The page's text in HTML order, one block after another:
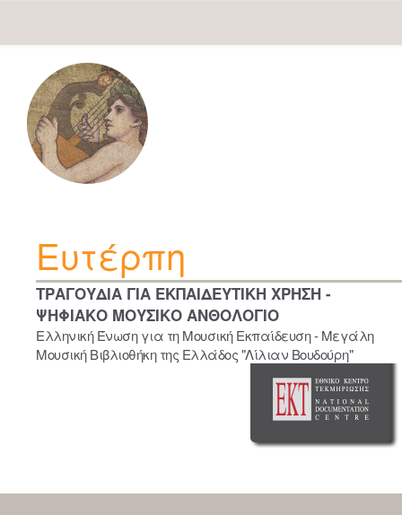
navigation
Ευτέρπη
ΤΡΑΓΟΥΔΙΑ ΓΙΑ ΕΚΠΑΙΔΕΥΤΙΚΗ ΧΡΗΣΗ -
ΨΗΦΙΑΚΟ ΜΟΥΣΙΚΟ ΑΝΘΟΛΟΓΙΟ
Ελληνική Ένωση για τη Μουσική Εκπαίδευση - Μεγάλη
Μουσική Βιβλιοθήκη της Ελλάδος "Λίλιαν Βουδούρη"